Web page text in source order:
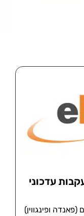
עדכוני
ופינגווין)